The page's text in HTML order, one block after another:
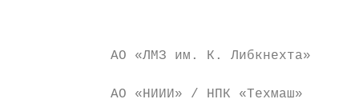
            АО «ЛМЗ им. К. Либкнехта»
            АО «НИИИ» / НПК «Техмаш»